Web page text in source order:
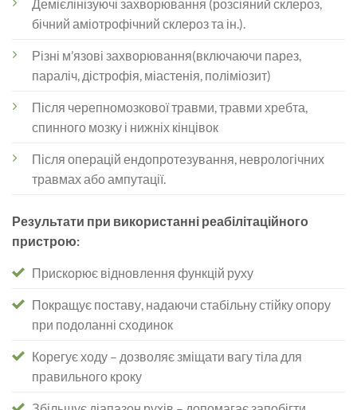
Демієлінізуючі захворювання (розсіяний склероз,
бічний аміотрофічний склероз та ін.).
Різні м’язові захворювання(включаючи парез,
параліч, дістрофія, міастенія, поліміозит)
Після черепномозкової травми, травми хребта,
спинного мозку і нижніх кінцівок
Після операцій ендопротезування, неврологічних
травмах або ампутації.
Результати при використанні реабілітаційного
пристрою:
Прискорює відновлення функцій руху
Покращує поставу, надаючи стабільну стійку опору
при подоланні сходинок
Корегує ходу – дозволяє зміщати вагу тіла для
правильного кроку